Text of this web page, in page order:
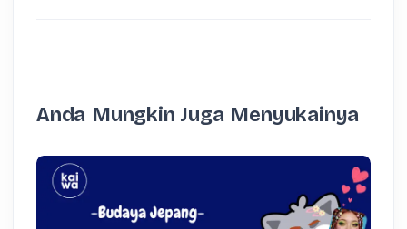
Anda Mungkin Juga Menyukainya